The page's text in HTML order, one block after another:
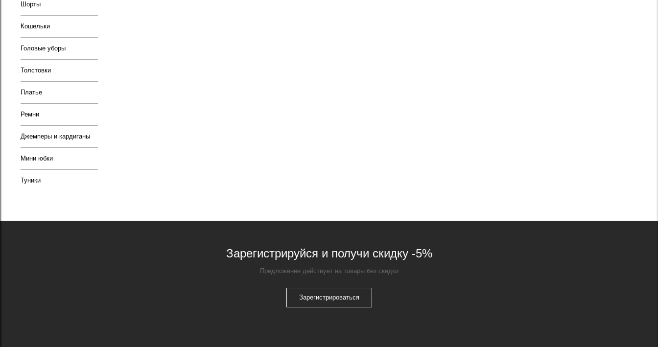
Шорты
Кошельки
Головые уборы
Толстовки
Платье
Ремни
Джемперы и кардиганы
Мини юбки
Туники
Зарегистрируйся и получи скидку -5%
Предложение действует на товары без скидки
Зарегистрироваться